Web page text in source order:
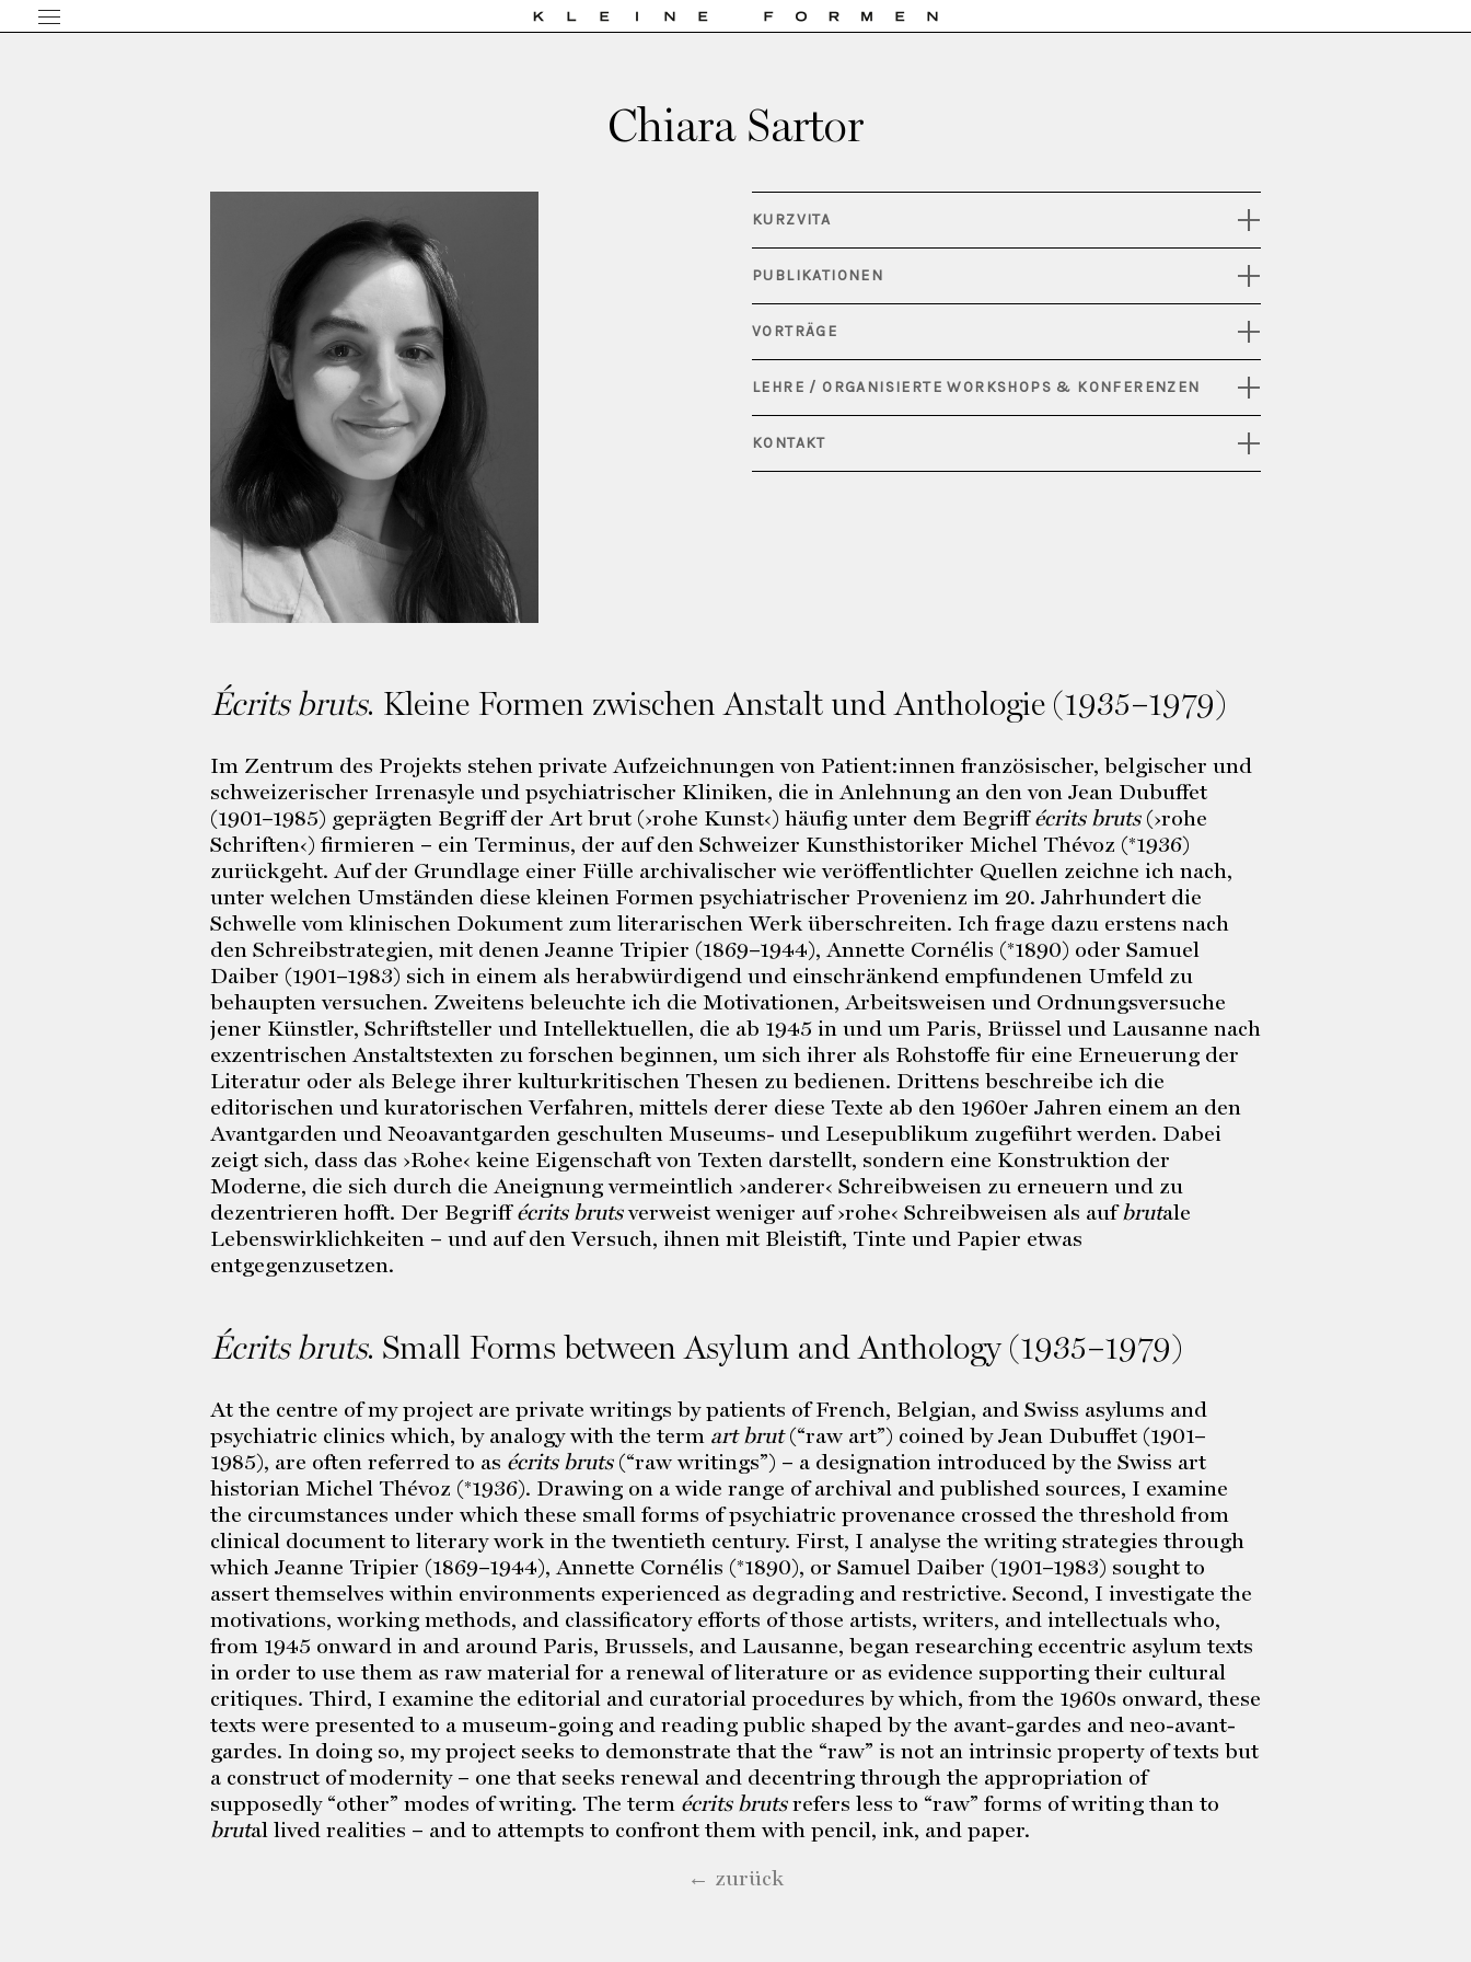
Chiara Sartor
KURZVITA
PUBLIKATIONEN
VORTRÄGE
LEHRE / ORGANISIERTE WORKSHOPS & KONFERENZEN
KONTAKT
Écrits bruts. Kleine Formen zwischen Anstalt und Anthologie (1935–1979)
Im Zentrum des Projekts stehen private Aufzeichnungen von Patient:innen französischer, belgischer und
schweizerischer Irrenasyle und psychiatrischer Kliniken, die in Anlehnung an den von Jean Dubuffet
(1901–1985) geprägten Begriff der Art brut (›rohe Kunst‹) häufig unter dem Begriffécrits bruts(›rohe
Schriften‹) firmieren – ein Terminus, der auf den Schweizer Kunsthistoriker Michel Thévoz (*1936)
zurückgeht. Auf der Grundlage einer Fülle archivalischer wie veröffentlichter Quellen zeichne ich nach,
unter welchen Umständen diese kleinen Formen psychiatrischer Provenienz im 20. Jahrhundert die
Schwelle vom klinischen Dokument zum literarischen Werk überschreiten. Ich frage dazu erstens nach
den Schreibstrategien, mit denen Jeanne Tripier (1869–1944), Annette Cornélis (*1890) oder Samuel
Daiber (1901–1983) sich in einem als herabwürdigend und einschränkend empfundenen Umfeld zu
behaupten versuchen. Zweitens beleuchte ich die Motivationen, Arbeitsweisen und Ordnungsversuche
jener Künstler, Schriftsteller und Intellektuellen, die ab 1945 in und um Paris, Brüssel und Lausanne nach
exzentrischen Anstaltstexten zu forschen beginnen, um sich ihrer als Rohstoffe für eine Erneuerung der
Literatur oder als Belege ihrer kulturkritischen Thesen zu bedienen. Drittens beschreibe ich die
editorischen und kuratorischen Verfahren, mittels derer diese Texte ab den 1960er Jahren einem an den
Avantgarden und Neoavantgarden geschulten Museums- und Lesepublikum zugeführt werden. Dabei
zeigt sich, dass das ›Rohe‹ keine Eigenschaft von Texten darstellt, sondern eine Konstruktion der
Moderne, die sich durch die Aneignung vermeintlich ›anderer‹ Schreibweisen zu erneuern und zu
dezentrieren hofft. Der Begriffécrits brutsverweist weniger auf ›rohe‹ Schreibweisen als aufbrutale
Lebenswirklichkeiten – und auf den Versuch, ihnen mit Bleistift, Tinte und Papier etwas
entgegenzusetzen.
Écrits bruts. Small Forms between Asylum and Anthology (1935–1979)
At the centre of my project are private writings by patients of French, Belgian, and Swiss asylums and
psychiatric clinics which, by analogy with the term art brut(“raw art”) coined by Jean Dubuffet (1901–
1985), are often referred to as écrits bruts(“raw writings”) – a designation introduced by the Swiss art
historian Michel Thévoz (*1936). Drawing on a wide range of archival and published sources, I examine
the circumstances under which these small forms of psychiatric provenance crossed the threshold from
clinical document to literary work in the twentieth century. First, I analyse the writing strategies through
which Jeanne Tripier (1869–1944), Annette Cornélis (*1890), or Samuel Daiber (1901–1983) sought to
assert themselves within environments experienced as degrading and restrictive. Second, I investigate the
motivations, working methods, and classificatory efforts of those artists, writers, and intellectuals who,
from 1945 onward in and around Paris, Brussels, and Lausanne, began researching eccentric asylum texts
in order to use them as raw material for a renewal of literature or as evidence supporting their cultural
critiques. Third, I examine the editorial and curatorial procedures by which, from the 1960s onward, these
texts were presented to a museum-going and reading public shaped by the avant-gardes and neo-avant-
gardes. In doing so, my project seeks to demonstrate that the “raw” is not an intrinsic property of texts but
a construct of modernity – one that seeks renewal and decentring through the appropriation of
supposedly “other” modes of writing. The term écrits brutsrefers less to “raw” forms of writing than to
brutal lived realities – and to attempts to confront them with pencil, ink, and paper.
← zurück